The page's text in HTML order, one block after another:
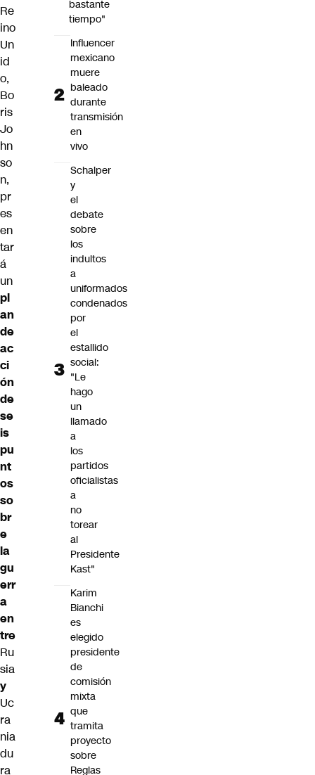
Re
ino
Un
id
o,
Bo
ris
Jo
hn
so
n,
pr
es
en
tar
á
un
pl
an
de
ac
ci
ón
de
se
is
pu
nt
os
so
br
e
la
gu
err
a
en
tre
Ru
sia
y
Uc
ra
nia
du
ra
bastante
tiempo"
Influencer
mexicano
muere
baleado
durante
transmisión
en
vivo
Schalper
y
el
debate
sobre
los
indultos
a
uniformados
condenados
por
el
estallido
social:
"Le
hago
un
llamado
a
los
partidos
oficialistas
a
no
torear
al
Presidente
Kast"
Karim
Bianchi
es
elegido
presidente
de
comisión
mixta
que
tramita
proyecto
sobre
Reglas